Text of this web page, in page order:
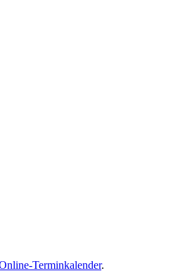
Terminkalender.